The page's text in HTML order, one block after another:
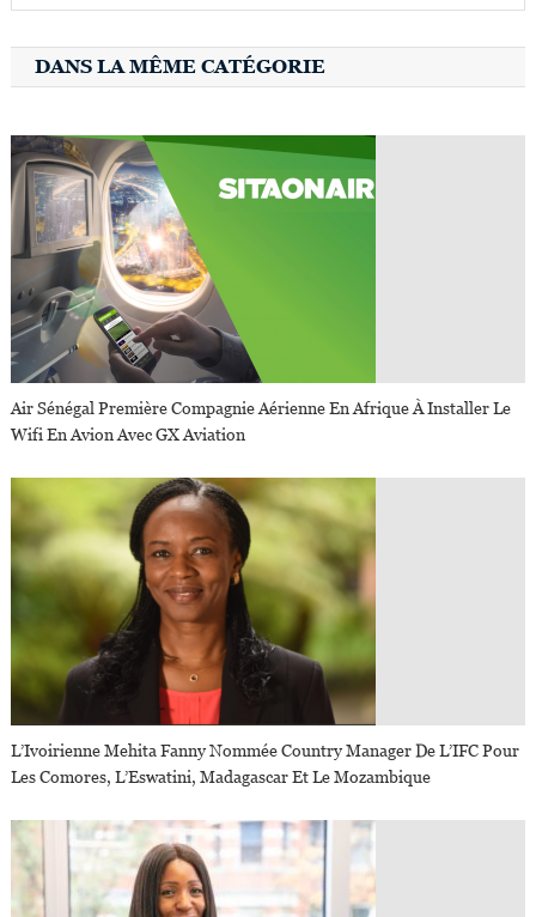
DANS LA MÊME CATÉGORIE
Air Sénégal Première Compagnie Aérienne En Afrique À Installer Le
Wifi En Avion Avec GX Aviation
L’Ivoirienne Mehita Fanny Nommée Country Manager De L’IFC Pour
Les Comores, L’Eswatini, Madagascar Et Le Mozambique